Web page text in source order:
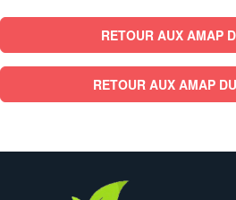
RETOUR AUX AMAP
RETOUR AUX AMAP